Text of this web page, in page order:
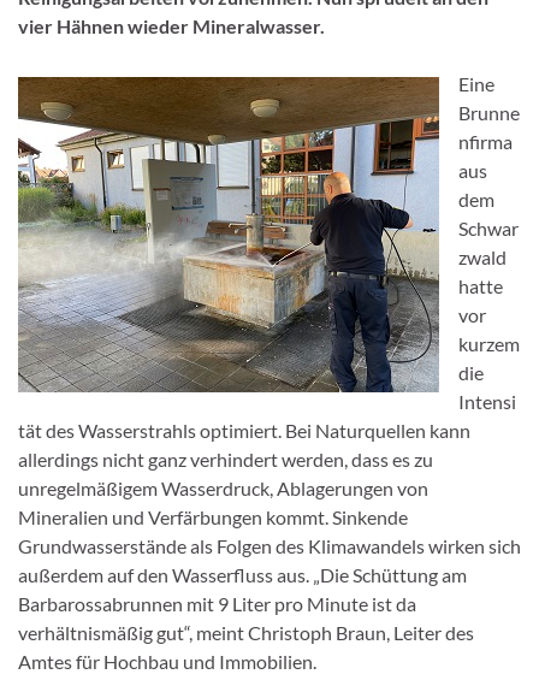
vier Hähnen wieder Mineralwasser.
Eine
Brunne
nfirma
aus
dem
Schwar
zwald
hatte
vor
kurzem
die
Intensi
tät des Wasserstrahls optimiert. Bei Naturquellen kann
allerdings nicht ganz verhindert werden, dass es zu
unregelmäßigem Wasserdruck, Ablagerungen von
Mineralien und Verfärbungen kommt. Sinkende
Grundwasserstände als Folgen des Klimawandels wirken sich
außerdem auf den Wasserfluss aus. „Die Schüttung am
Barbarossabrunnen mit 9 Liter pro Minute ist da
verhältnismäßig gut“, meint Christoph Braun, Leiter des
Amtes für Hochbau und Immobilien.